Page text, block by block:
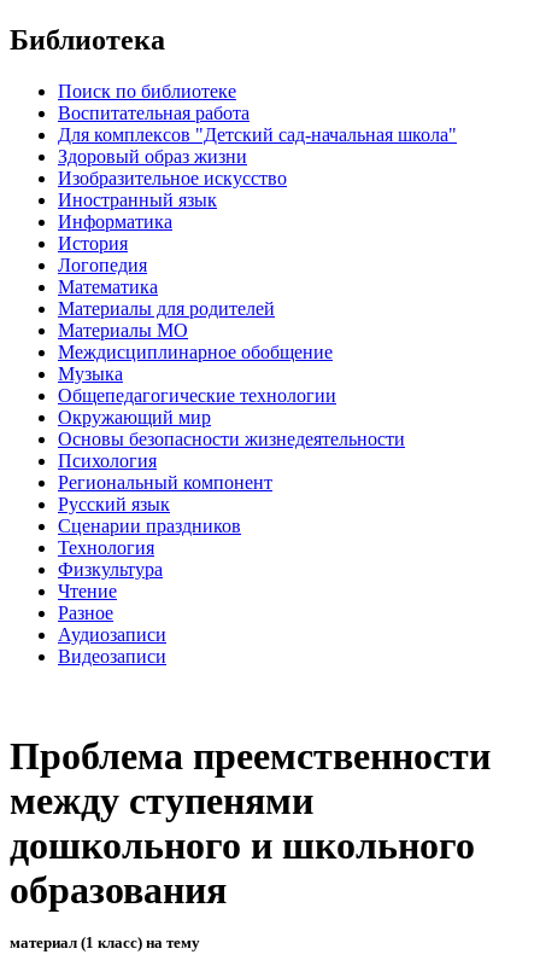
Библиотека
Поиск по библиотеке
Воспитательная работа
Для комплексов "Детский сад-начальная школа"
Здоровый образ жизни
Изобразительное искусство
Иностранный язык
Информатика
История
Логопедия
Математика
Материалы для родителей
Материалы МО
Междисциплинарное обобщение
Музыка
Общепедагогические технологии
Окружающий мир
Основы безопасности жизнедеятельности
Психология
Региональный компонент
Русский язык
Сценарии праздников
Технология
Физкультура
Чтение
Разное
Аудиозаписи
Видеозаписи
Проблема преемственности
между ступенями
дошкольного и школьного
образования
материал (1 класс) на тему